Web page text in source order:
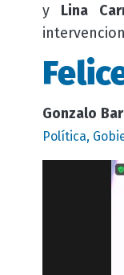
y Lina
Gonzalo
Política,